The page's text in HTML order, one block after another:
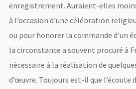
enregistrement. Auraient-elles
à l’occasion d’une célébration
ou pour honorer la commande d’un
la circonstance a souvent procuré à
nécessaire à la réalisation de
d’œuvre. Toujours est-il que l’écoute